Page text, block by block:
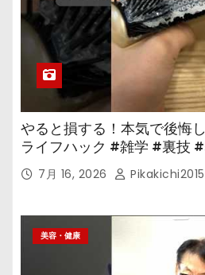
やると損する！本気で後悔
ライフハック #雑学 #裏技
7月 16, 2026
美容・健康